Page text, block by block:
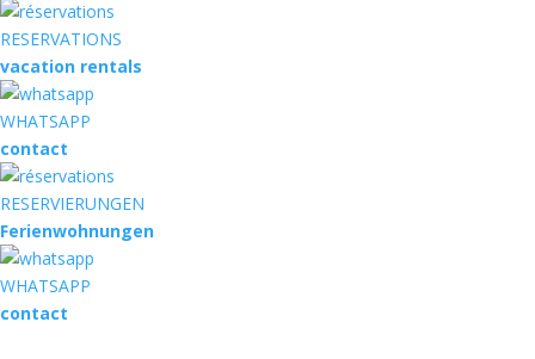
RESERVATIONS
vacation rentals
WHATSAPP
contact
RESERVIERUNGEN
Ferienwohnungen
WHATSAPP
contact